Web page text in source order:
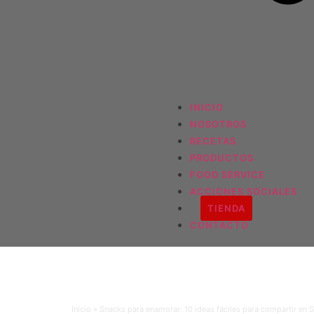
INICIO
NOSOTROS
RECETAS
PRODUCTOS
FOOD SERVICE
ACCIONES SOCIALES
TIENDA
CONTACTO
Inicio Snacks para enamorar: 10 ideas fáciles para compartir en